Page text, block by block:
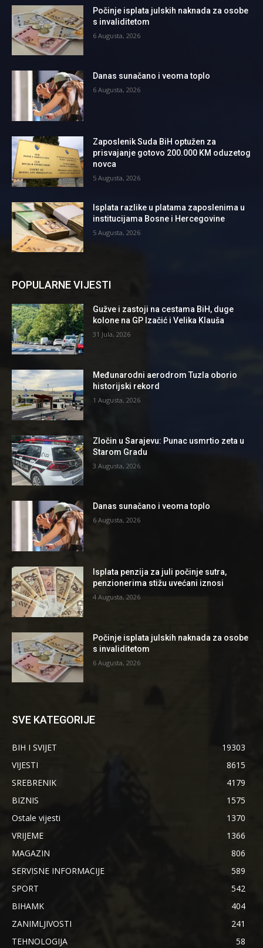
Počinje isplata julskih naknada za osobe
s invaliditetom
6 Augusta, 2026
Danas sunačano i veoma toplo
6 Augusta, 2026
Zaposlenik Suda BiH optužen za
prisvajanje gotovo 200.000 KM oduzetog
novca
5 Augusta, 2026
Isplata razlike u platama zaposlenima u
institucijama Bosne i Hercegovine
5 Augusta, 2026
POPULARNE VIJESTI
Gužve i zastoji na cestama BiH, duge
kolone na GP Izačić i Velika Klauša
31 Jula, 2026
Međunarodni aerodrom Tuzla oborio
historijski rekord
1 Augusta, 2026
Zločin u Sarajevu: Punac usmrtio zeta u
Starom Gradu
3 Augusta, 2026
Danas sunačano i veoma toplo
6 Augusta, 2026
Isplata penzija za juli počinje sutra,
penzionerima stižu uvećani iznosi
4 Augusta, 2026
Počinje isplata julskih naknada za osobe
s invaliditetom
6 Augusta, 2026
SVE KATEGORIJE
BIH I SVIJET
19303
VIJESTI
8615
SREBRENIK
4179
BIZNIS
1575
Ostale vijesti
1370
VRIJEME
1366
MAGAZIN
806
SERVISNE INFORMACIJE
589
SPORT
542
BIHAMK
404
ZANIMLJIVOSTI
241
TEHNOLOGIJA
58